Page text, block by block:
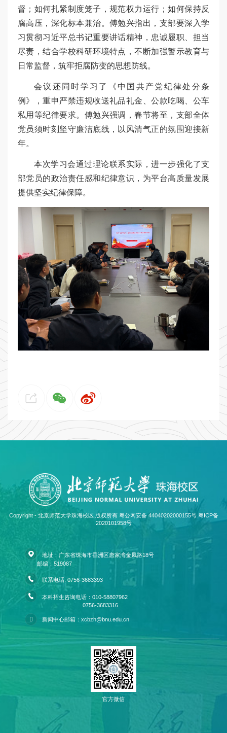
督；如何扎紧制度笼子，规范权力运行；如何保持反
腐高压，深化标本兼治。傅勉兴指出，支部要深入学
习贯彻习近平总书记重要讲话精神，忠诚履职、担当
尽责，结合学校科研环境特点，不断加强警示教育与
日常监督，筑牢拒腐防变的思想防线。
会议还同时学习了《中国共产党纪律处分条
例》，重申严禁违规收送礼品礼金、公款吃喝、公车
私用等纪律要求。傅勉兴强调，春节将至，支部全体
党员须时刻坚守廉洁底线，以风清气正的氛围迎接新
年。
本次学习会通过理论联系实际，进一步强化了支
部党员的政治责任感和纪律意识，为平台高质量发展
提供坚实纪律保障。
Copyright - 北京师范大学珠海校区 版权所有 粤公网安备 44040202000155号 粤ICP备
2020101958号
地址：广东省珠海市香洲区唐家湾金凤路18号
邮编：519087
联系电话: 0756-3683393
本科招生咨询电话：010-58807962
0756-3683316
新闻中心邮箱：xcbzh@bnu.edu.cn
官方微信